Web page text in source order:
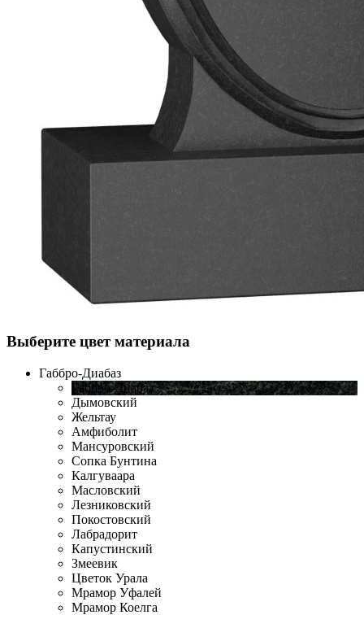
Выберите цвет материала
Габбро-Диабаз
Габбро-Диабаз
Дымовский
Жельтау
Амфиболит
Мансуровский
Сопка Бунтина
Калгуваара
Масловский
Лезниковский
Покостовский
Лабрадорит
Капустинский
Змеевик
Цветок Урала
Мрамор Уфалей
Мрамор Коелга